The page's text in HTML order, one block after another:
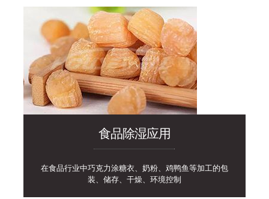
食品除湿应用
在食品行业中巧克力涂糖衣、奶粉、鸡鸭鱼等加工的包
装、储存、干燥、环境控制